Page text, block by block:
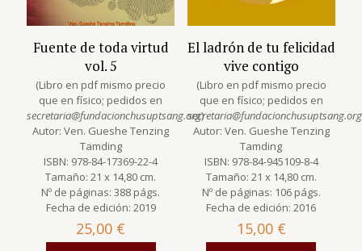
Fuente de toda virtud
vol. 5
(Libro en pdf mismo precio
que en físico; pedidos en
secretaria@fundacionchusuptsang.org)
Autor: Ven. Gueshe Tenzing
Tamding
ISBN: 978-84-17369-22-4
Tamaño: 21 x 14,80 cm.
Nº de páginas: 388 págs.
Fecha de edición: 2019
25,00 €
El ladrón de tu felicidad
vive contigo
(Libro en pdf mismo precio
que en físico; pedidos en
secretaria@fundacionchusuptsang.org
Autor: Ven. Gueshe Tenzing
Tamding
ISBN: 978-84-945109-8-4
Tamaño: 21 x 14,80 cm.
Nº de páginas: 106 págs.
Fecha de edición: 2016
15,00 €